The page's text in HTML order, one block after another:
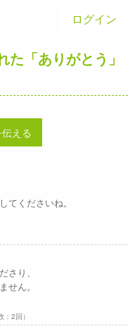
ログイン
「ありがとう」
伝える
てくださいね。
さり、
せん。
2回）